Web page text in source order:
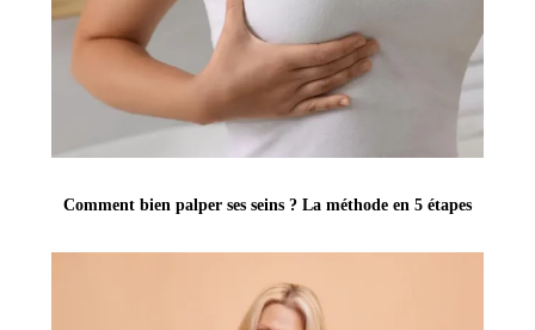
Comment bien palper ses seins ? La méthode en 5 étapes